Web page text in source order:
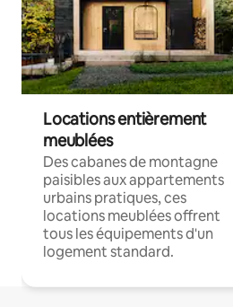
Locations entièrement
meublées
Des cabanes de montagne
paisibles aux appartements
urbains pratiques, ces
locations meublées offrent
tous les équipements d'un
logement standard.